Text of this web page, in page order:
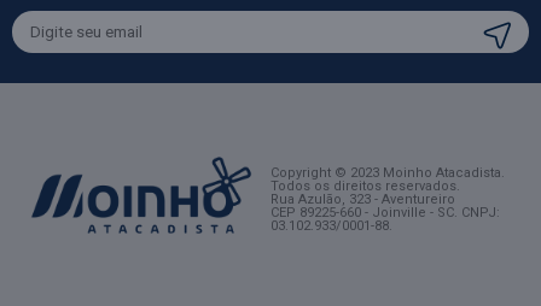
Copyright © 2023 Moinho Atacadista.
Todos os direitos reservados.
Rua Azulão, 323 - Aventureiro
CEP 89225-660 - Joinville - SC. CNPJ:
03.102.933/0001-88.